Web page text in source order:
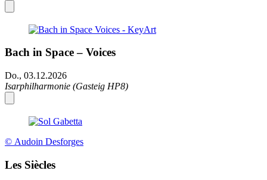
Bach in Space – Voices
Do., 03.12.2026
Isarphilharmonie (Gasteig HP8)
© Audoin Desforges
Les Siècles